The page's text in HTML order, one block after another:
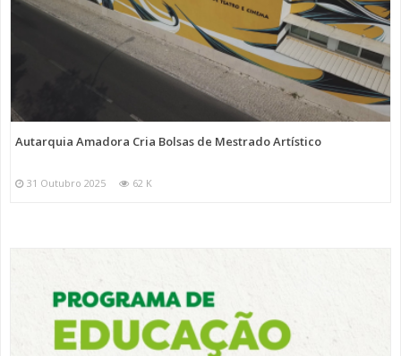
Autarquia Amadora Cria Bolsas de Mestrado Artístico
31 Outubro 2025 62 K